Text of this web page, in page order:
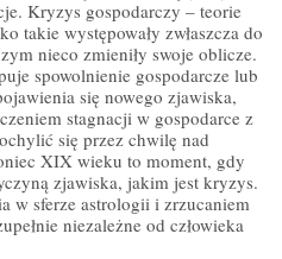
Kryzys gospodarczy – teorie
takie występowały zwłaszcza do
nieco zmieniły swoje oblicze.
spowolnienie gospodarcze lub
się nowego zjawiska,
stagnacji w gospodarce z
się przez chwilę nad
XIX wieku to moment, gdy
zjawiska, jakim jest kryzys.
w sferze astrologii i zrzucaniem
niezależne od człowieka